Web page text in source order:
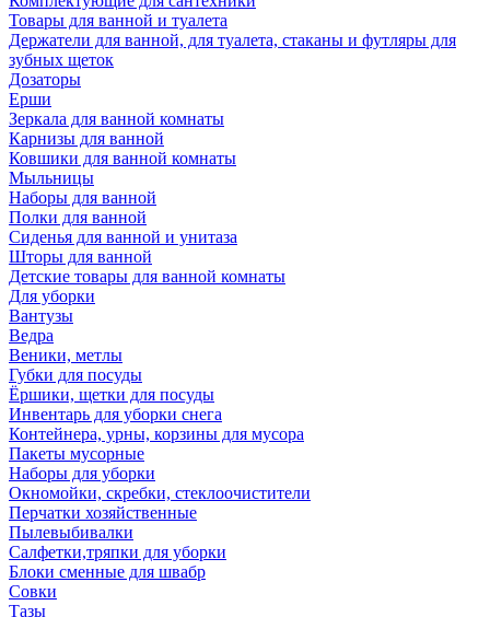
Товары для ванной и туалета
Держатели для ванной, для туалета, стаканы и футляры для
зубных щеток
Дозаторы
Ерши
Зеркала для ванной комнаты
Карнизы для ванной
Ковшики для ванной комнаты
Мыльницы
Наборы для ванной
Полки для ванной
Сиденья для ванной и унитаза
Шторы для ванной
Детские товары для ванной комнаты
Для уборки
Вантузы
Ведра
Веники, метлы
Губки для посуды
Ёршики, щетки для посуды
Инвентарь для уборки снега
Контейнера, урны, корзины для мусора
Пакеты мусорные
Наборы для уборки
Окномойки, скребки, стеклоочистители
Перчатки хозяйственные
Пылевыбивалки
Салфетки,тряпки для уборки
Блоки сменные для швабр
Совки
Тазы